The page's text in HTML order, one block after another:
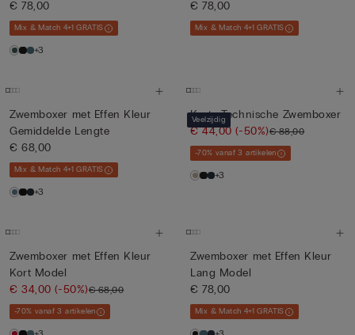
€ 78,00
Mix & Match 4+1 GRATIS
+3
€ 78,00
Mix & Match 4+1 GRATIS
Zwemboxer met Effen Kleur
Gemiddelde Lengte
€ 68,00
Mix & Match 4+1 GRATIS
+3
Veelzijdig
Korte Technische Zwemboxer
€ 44,00(-50%)€ 88,00
-70% vanaf 3 artikelen
+3
Zwemboxer met Effen Kleur
Kort Model
€ 34,00(-50%)€ 68,00
-70% vanaf 3 artikelen
Zwemboxer met Effen Kleur
Lang Model
€ 78,00
Mix & Match 4+1 GRATIS